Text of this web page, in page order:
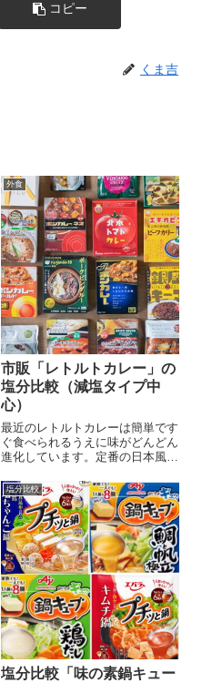
コピー
くま吉
外食
市販「レトルトカレー」の
塩分比較（減塩タイプ中
心）
最近のレトルトカレーは簡単です
ぐ食べられるうえに味がどんどん
進化しています。定番の日本風カ
塩分比較
塩分比較「味の素鍋キュー